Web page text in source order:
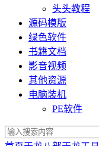
头头教程
源码模版
绿色软件
书籍文档
影音视频
其他资源
电脑装机
PE软件